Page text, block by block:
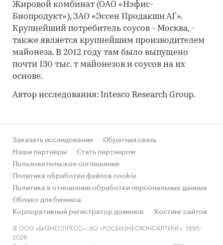
Жировой комбинат (ОАО «Нэфис-
Биопродукт»), ЗАО «Эссен Продакшн АГ».
Крупнейший потребитель соусов - Москва, -
также является крупнейшим производителем
майонеза. В 2012 году там было выпущено
почти 130 тыс. т майонезов и соусов на их
основе.
Автор исследования: Intesco Research Group.
Заказать исследование
Обратная связь
Наши партнеры
Стать партнером
Пользовательское соглашение
Политика обработки файлов cookie
Политика в отношении обработки персональных данных
Облако для бизнеса
Корпоративный регистратор доменов
Хостинг сайтов
© ООО «БИЗНЕСПРЕСС», АО «РОСБИЗНЕСКОНСАЛТИНГ», 1995-
2026.